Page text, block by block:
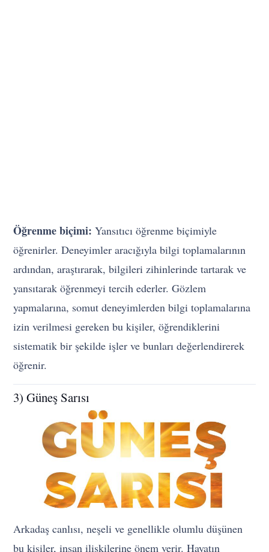
Öğrenme biçimi: Yansıtıcı öğrenme biçimiyle
öğrenirler. Deneyimler aracığıyla bilgi toplamalarının
ardından, araştırarak, bilgileri zihinlerinde tartarak ve
yansıtarak öğrenmeyi tercih ederler. Gözlem
yapmalarına, somut deneyimlerden bilgi toplamalarına
izin verilmesi gereken bu kişiler, öğrendiklerini
sistematik bir şekilde işler ve bunları değerlendirerek
öğrenir.
3) Güneş Sarısı
Arkadaş canlısı, neşeli ve genellikle olumlu düşünen
bu kişiler, insan ilişkilerine önem verir. Hayatın